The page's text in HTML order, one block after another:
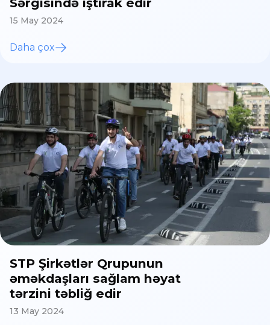
15 May 2024
Daha çox
STP Şirkətlər Qrupunun
əməkdaşları sağlam həyat
tərzini təbliğ edir
13 May 2024